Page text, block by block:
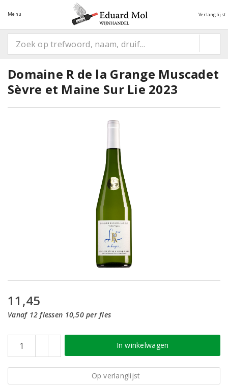
Menu Verlanglijst
Domaine R de la Grange Muscadet
Sèvre et Maine Sur Lie 2023
11,45
Vanaf 12 flessen 10,50 per fles
In winkelwagen
Op verlanglijst